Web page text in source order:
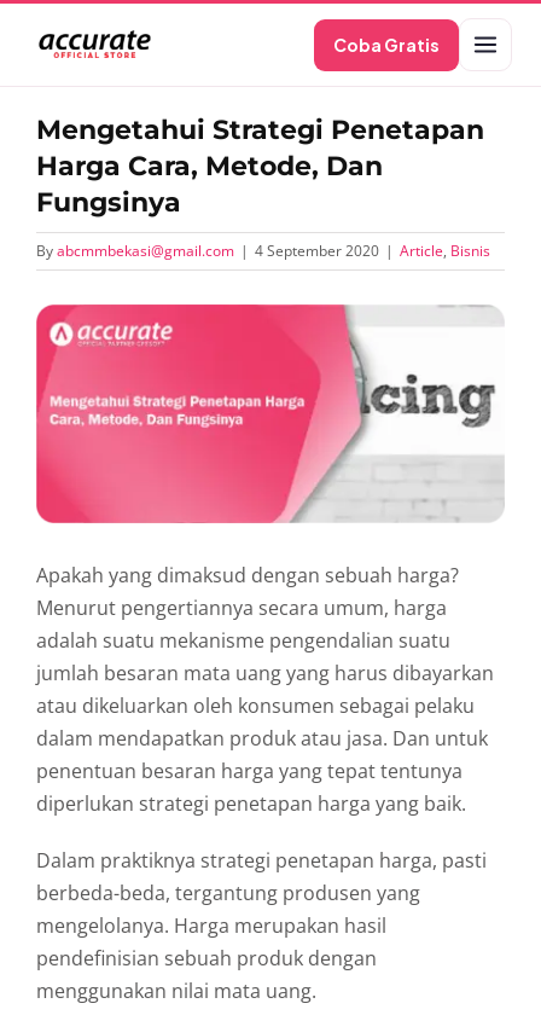
content
Coba Gratis
Mengetahui Strategi Penetapan
Harga Cara, Metode, Dan
Fungsinya
Byabcmmbekasi@gmail.com | 4 September 2020 | Article, Bisnis
View
Larger
Image
Apakah yang dimaksud dengan sebuah harga?
Menurut pengertiannya secara umum, harga
adalah suatu mekanisme pengendalian suatu
jumlah besaran mata uang yang harus dibayarkan
atau dikeluarkan oleh konsumen sebagai pelaku
dalam mendapatkan produk atau jasa. Dan untuk
penentuan besaran harga yang tepat tentunya
diperlukan strategi penetapan harga yang baik.
Dalam praktiknya strategi penetapan harga, pasti
berbeda-beda, tergantung produsen yang
mengelolanya. Harga merupakan hasil
pendefinisian sebuah produk dengan
menggunakan nilai mata uang.